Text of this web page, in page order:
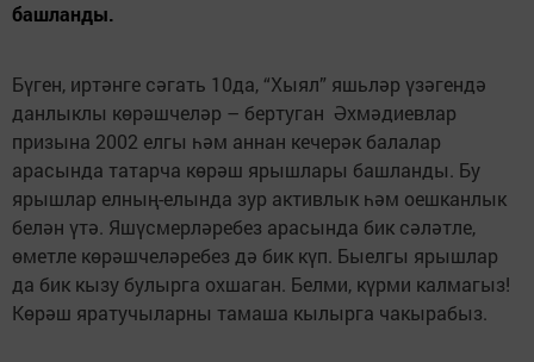
башланды.
Бүген, иртәнге сәгать 10да, “Хыял” яшьләр үзәгендә
данлыклы көрәшчеләр – бертуган Әхмәдиевлар
призына 2002 елгы һәм аннан кечерәк балалар
арасында татарча көрәш ярышлары башланды. Бу
ярышлар елның-елында зур активлык һәм оешканлык
белән үтә. Яшүсмерләребез арасында бик сәләтле,
өметле көрәшчеләребез дә бик күп. Быелгы ярышлар
да бик кызу булырга охшаган. Белми, күрми калмагыз!
Көрәш яратучыларны тамаша кылырга чакырабыз.